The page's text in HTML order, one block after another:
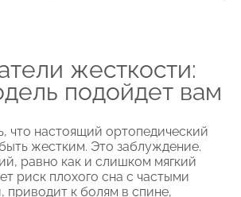
жесткости:
подойдет вам
что настоящий ортопедический
жестким. Это заблуждение.
равно как и слишком мягкий
риск плохого сна с частыми
к болям в спине,